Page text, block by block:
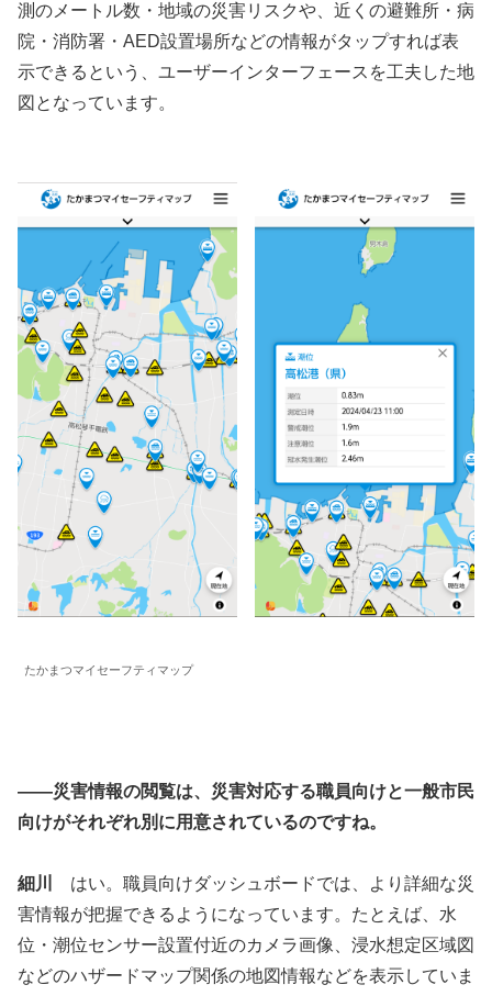
測のメートル数・地域の災害リスクや、近くの避難所・病
院・消防署・AED設置場所などの情報がタップすれば表
示できるという、ユーザーインターフェースを工夫した地
図となっています。
たかまつマイセーフティマップ
――災害情報の閲覧は、災害対応する職員向けと一般市民
向けがそれぞれ別に用意されているのですね。
細川
はい。職員向けダッシュボードでは、より詳細な災
害情報が把握できるようになっています。たとえば、水
位・潮位センサー設置付近のカメラ画像、浸水想定区域図
などのハザードマップ関係の地図情報などを表示していま